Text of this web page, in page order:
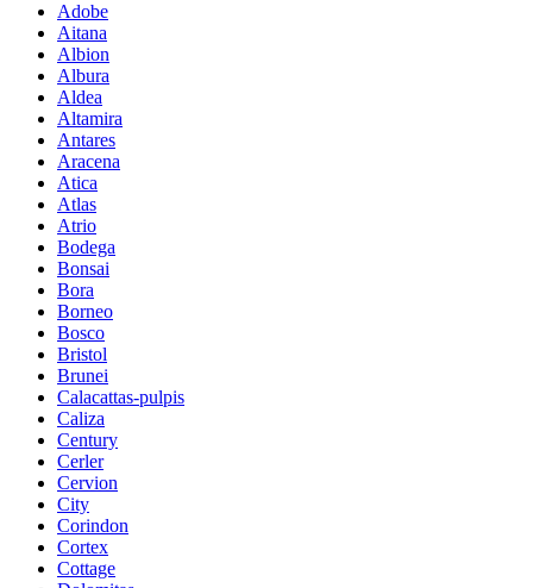
Adobe
Aitana
Albion
Albura
Aldea
Altamira
Antares
Aracena
Atica
Atlas
Atrio
Bodega
Bonsai
Bora
Borneo
Bosco
Bristol
Brunei
Calacattas-pulpis
Caliza
Century
Cerler
Cervion
City
Corindon
Cortex
Cottage